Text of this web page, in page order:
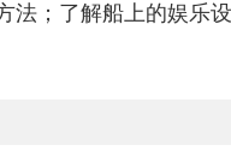
法；了解船上的娱乐